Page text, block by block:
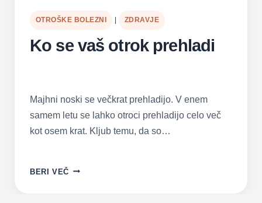
OTROŠKE BOLEZNI ZDRAVJE
Ko se vaš otrok prehladi
Majhni noski se večkrat prehladijo. V enem
samem letu se lahko otroci prehladijo celo več
kot osem krat. Kljub temu, da so…
BERI VEČ KO
VAŠ